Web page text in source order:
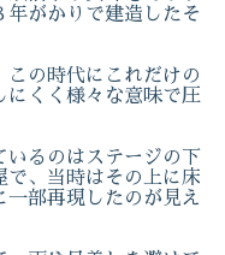
年がかりで建造したそ
の時代にこれだけの
にくく様々な意味で圧
るのはステージの下
で、当時はその上に床
一部再現したのが見え